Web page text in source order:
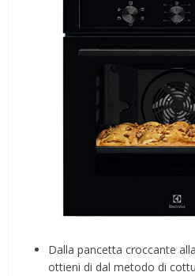
Dalla pancetta croccante
ottieni di dal metodo di